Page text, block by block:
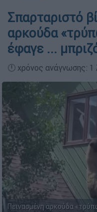
Σπαρταριστό
αρκούδα
έφαγε ...
🕛 χρόνος ανάγνωσης:
Πεινασμένη αρκούδα